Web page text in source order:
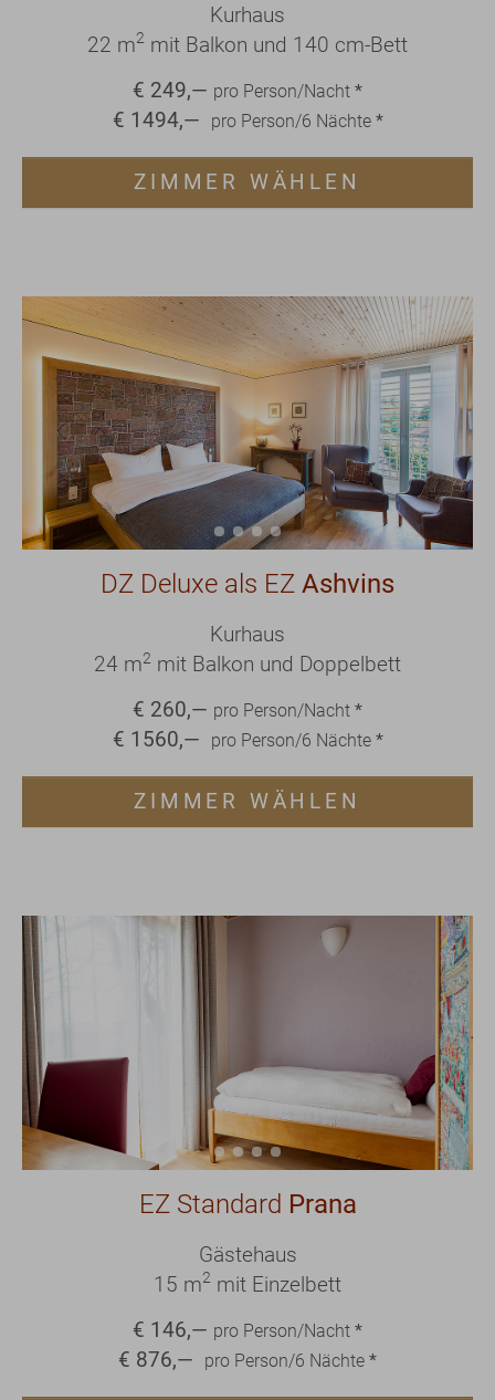
Kurhaus
22 m2 mit Balkon und 140 cm-Bett
€ 249,— pro Person/Nacht *
€ 1494,— pro Person/6 Nächte *
ZIMMER WÄHLEN
DZ Deluxe als EZ Ashvins
Kurhaus
24 m2 mit Balkon und Doppelbett
€ 260,— pro Person/Nacht *
€ 1560,— pro Person/6 Nächte *
ZIMMER WÄHLEN
EZ Standard Prana
Gästehaus
15 m2 mit Einzelbett
€ 146,— pro Person/Nacht *
€ 876,— pro Person/6 Nächte *